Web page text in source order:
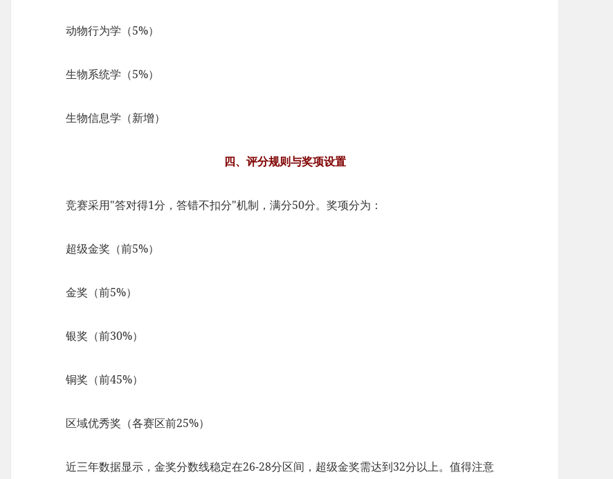
动物行为学（5%）​​
生物系统学（5%）​​
生物信息学（新增）
四、评分规则与奖项设置
竞赛采用"答对得1分，答错不扣分"机制，满分50分。奖项分为：
超级金奖（前5%）
金奖（前5%）
银奖（前30%）
铜奖（前45%）
区域优秀奖（各赛区前25%）
近三年数据显示，金奖分数线稳定在26-28分区间，超级金奖需达到32分以上。值得注意